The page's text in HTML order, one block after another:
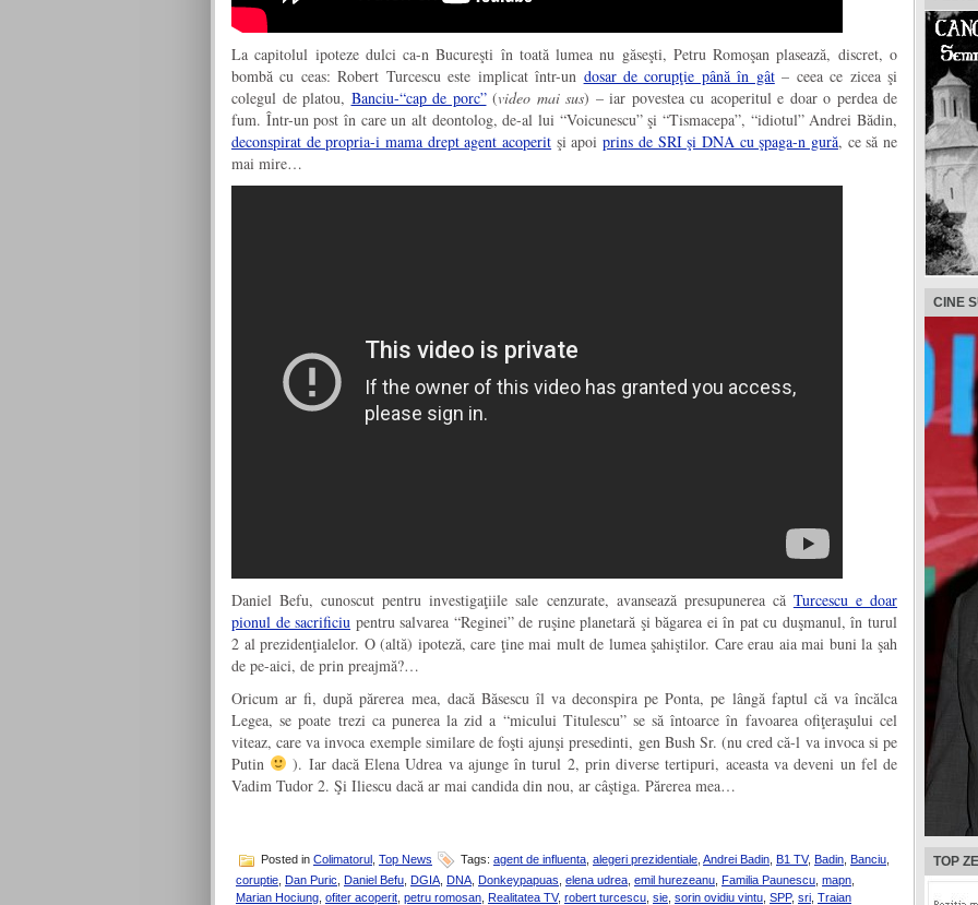
La capitolul ipoteze dulci ca-n Bucureşti în toată lumea nu găseşti, Petru Romoşan plasează, discret, o
bombă cu ceas: Robert Turcescu este implicat într-un dosar de corupţie până în gât– ceea ce zicea şi
colegul de platou, Banciu-“cap de porc”(video mai sus) – iar povestea cu acoperitul e doar o perdea de
fum. Într-un post în care un alt deontolog, de-al lui “Voicunescu” şi “Tismacepa”, “idiotul” Andrei Bădin,
deconspirat de propria-i mama drept agent acoperit şi apoiprins de SRI şi DNA cu şpaga-n gură, ce să ne
mai mire…
Daniel Befu, cunoscut pentru investigaţiile sale cenzurate, avansează presupunerea că Turcescu e doar
pionul de sacrificiu pentru salvarea “Reginei” de ruşine planetară şi băgarea ei în pat cu duşmanul, în turul
2 al prezidenţialelor. O (altă) ipoteză, care ţine mai mult de lumea şahiştilor. Care erau aia mai buni la şah
de pe-aici, de prin preajmă?…
Oricum ar fi, după părerea mea, dacă Băsescu îl va deconspira pe Ponta, pe lângă faptul că va încălca
Legea, se poate trezi ca punerea la zid a “micului Titulescu” se să întoarce în favoarea ofiţeraşului cel
viteaz, care va invoca exemple similare de foşti ajunşi presedinti, gen Bush Sr. (nu cred că-l va invoca si pe
Putin
). Iar dacă Elena Udrea va ajunge în turul 2, prin diverse tertipuri, aceasta va deveni un fel de
Vadim Tudor 2. Şi Iliescu dacă ar mai candida din nou, ar câştiga. Părerea mea…
Posted in Colimatorul Top News Tags: agent de influenta alegeri prezidentiale Andrei Badin B1 TV, Badin Banciu
coruptie Dan Puric Daniel Befu DGIA DNA Donkeypapuas elena udrea emil hurezeanu Familia Paunescu mapn
Marian Hociung ofiter acoperit petru romosan Realitatea TV, robert turcescu sie sorin ovidiu vintu SPP, sri Traian
CINE
TOP